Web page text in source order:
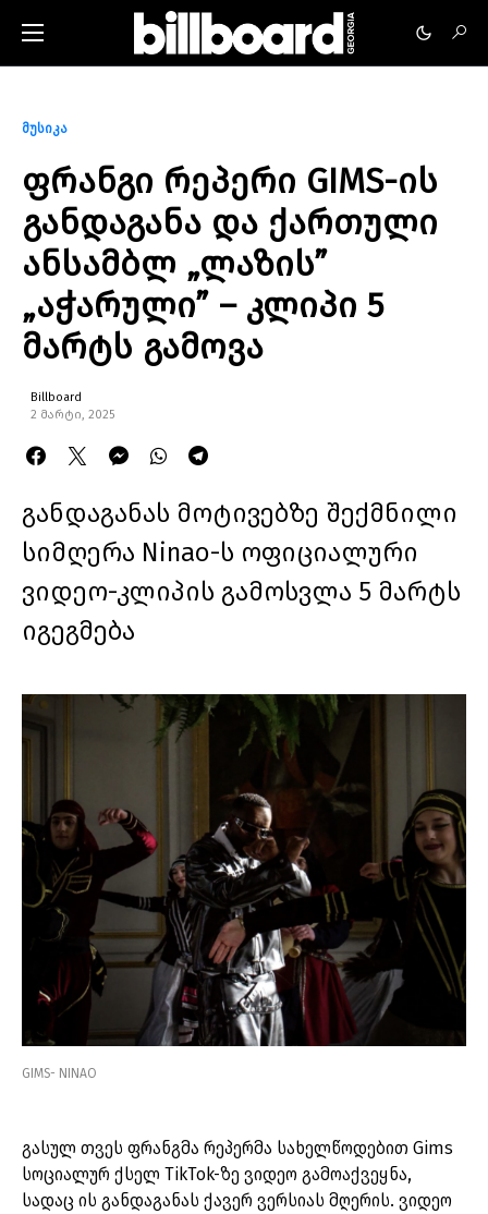
მუსიკა
ფრანგი რეპერი GIMS-ის
განდაგანა და ქართული
ანსამბლ „ლაზის”
„აჭარული” – კლიპი 5
მარტს გამოვა
Billboard
2 მარტი, 2025
განდაგანას მოტივებზე შექმნილი
სიმღერა Ninao-ს ოფიციალური
ვიდეო-კლიპის გამოსვლა 5 მარტს
იგეგმება
GIMS- NINAO
გასულ თვეს ფრანგმა რეპერმა სახელწოდებით Gims
სოციალურ ქსელ TikTok-ზე ვიდეო გამოაქვეყნა,
სადაც ის განდაგანას ქავერ ვერსიას მღერის. ვიდეო